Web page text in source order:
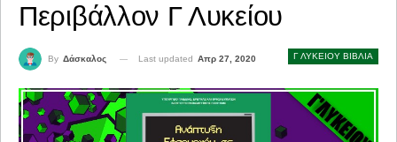
Περιβάλλον Γ Λυκείου
Γ ΛΥΚΕΙΟΥ ΒΙΒΛΙΑ
By Δάσκαλος Last updated Απρ 27, 2020